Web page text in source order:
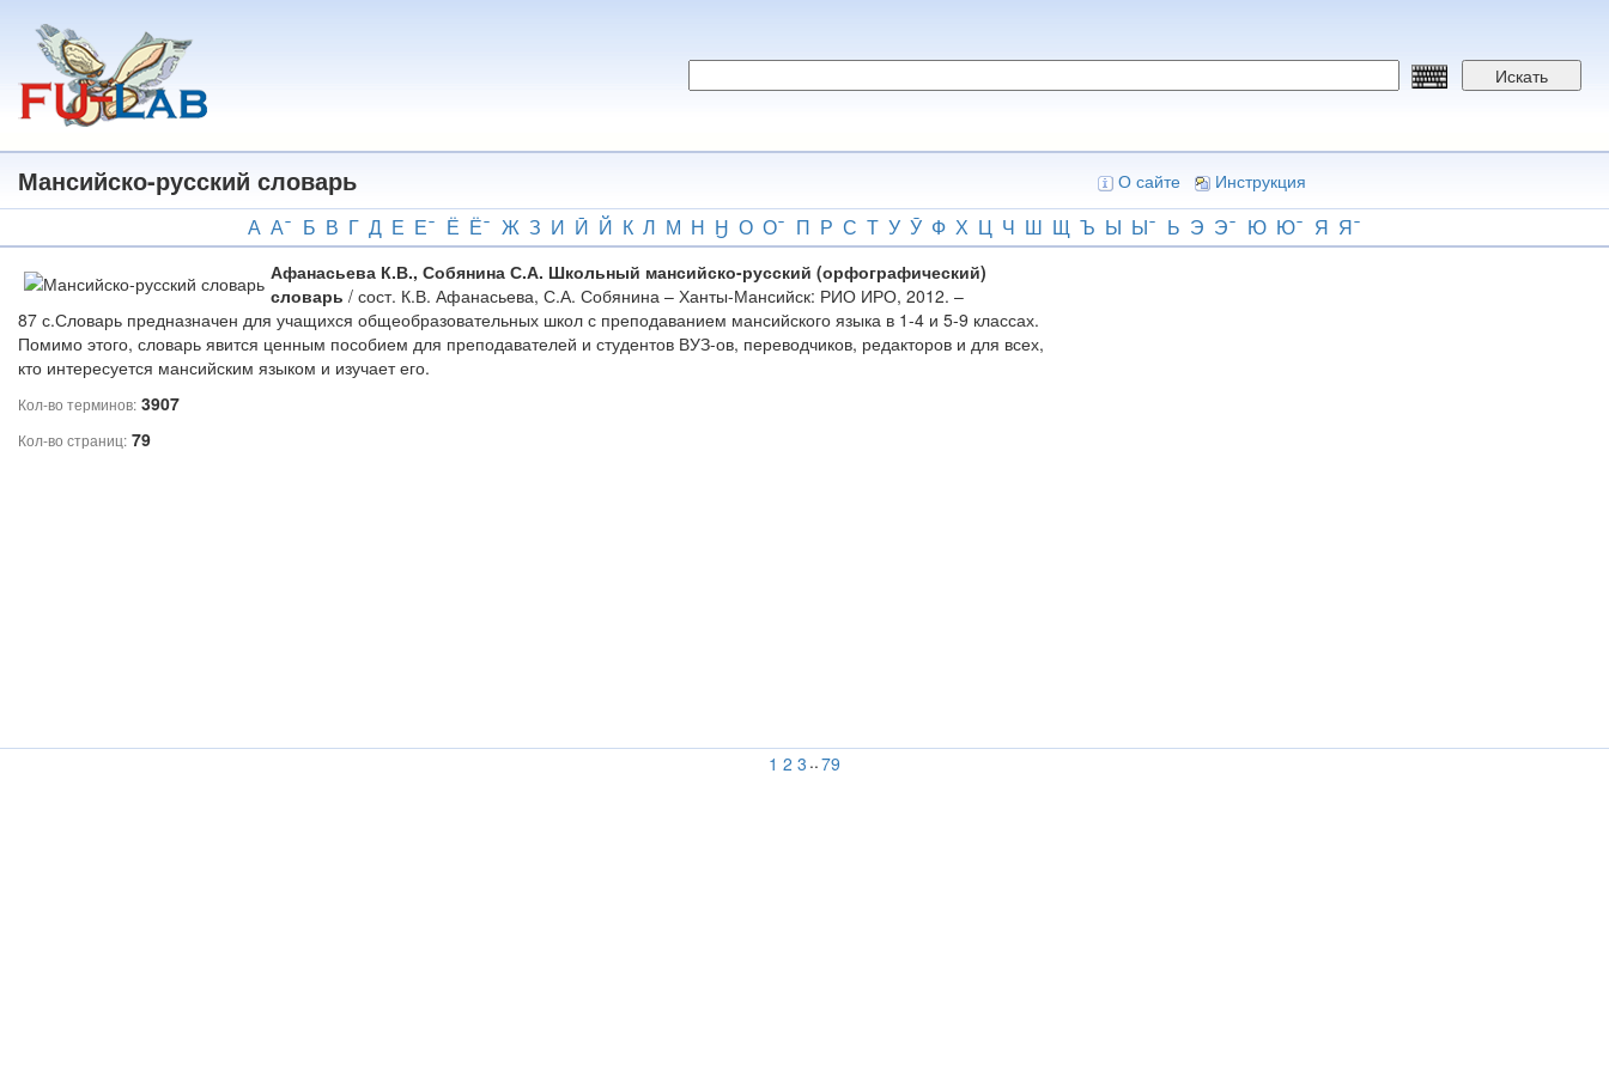
основному
содержанию
Искать
Мансийско-русский словарь О сайте Инструкция
А А Б В Г Д Е Е Ё Ё Ж З И Ӣ Й К Л М Н Ӈ О О П Р С Т У Ӯ Ф Х Ц Ч Ш Щ Ъ Ы Ы Ь Э Э Ю Ю Я Я
Афанасьева К.В., Собянина С.А. Школьный мансийско-русский (орфографический)
словарь / сост. К.В. Афанасьева, С.А. Собянина – Ханты-Мансийск: РИО ИРО, 2012. –
87 с.Словарь предназначен для учащихся общеобразовательных школ с преподаванием мансийского языка в 1-4 и 5-9 классах.
Помимо этого, словарь явится ценным пособием для преподавателей и студентов ВУЗ-ов, переводчиков, редакторов и для всех,
кто интересуется мансийским языком и изучает его.
Кол-во терминов: 3907
Кол-во страниц: 79
1 2 3 ..79